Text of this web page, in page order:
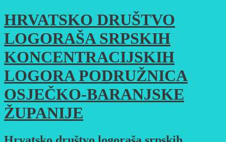
Skoči
do
sadržaja
HRVATSKO DRUŠTVO
LOGORAŠA SRPSKIH
KONCENTRACIJSKIH
LOGORA PODRUŽNICA
OSJEČKO-BARANJSKE
ŽUPANIJE